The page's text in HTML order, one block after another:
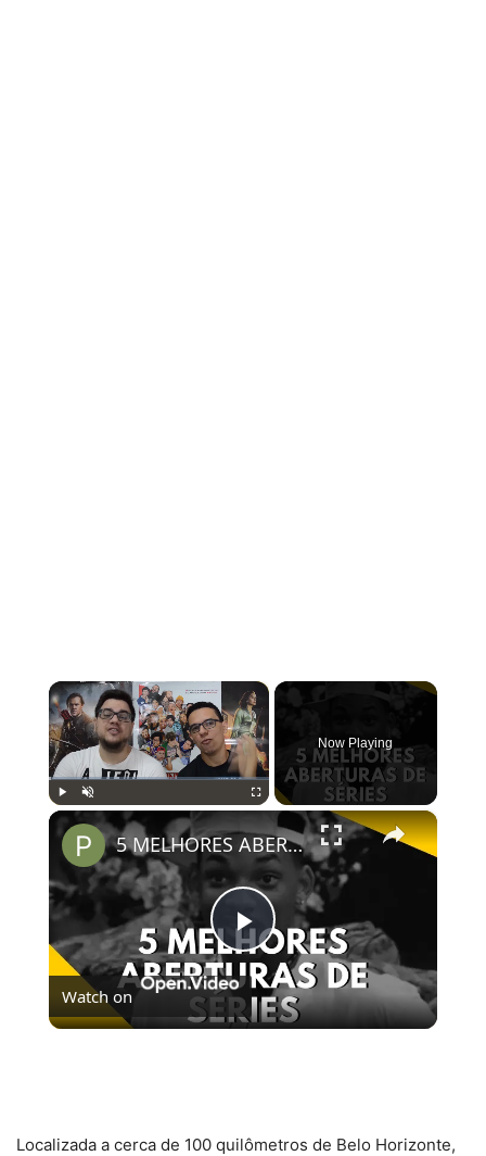
×
Fullscreen
Now Playing
×
Play
Video
5 MELHORES ABERTURAS DE SÉRIES | Pipocas Tv #13
Watch on
Localizada a cerca de 100 quilômetros de Belo Horizonte,